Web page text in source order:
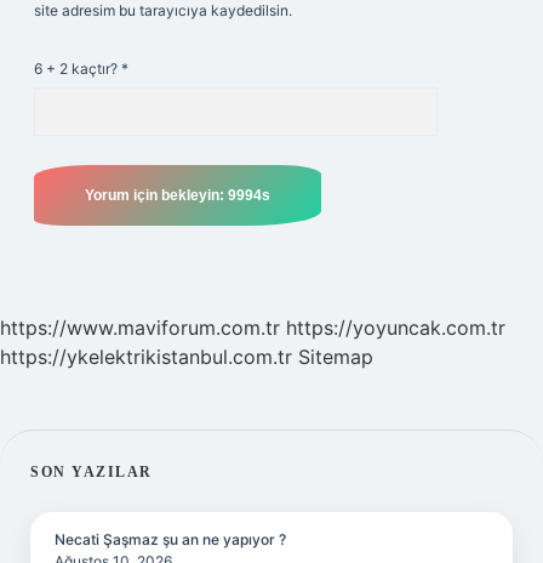
site adresim bu tarayıcıya kaydedilsin.
6 + 2 kaçtır? *
https://www.maviforum.com.tr https://yoyuncak.com.tr
https://ykelektrikistanbul.com.tr Sitemap
SIDEBAR
SON YAZILAR
Necati Şaşmaz şu an ne yapıyor ?